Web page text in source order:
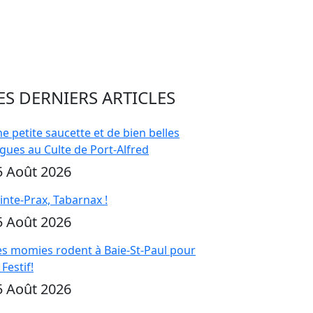
DERNIERS ARTICLES
petite saucette et de bien belles
au Culte de Port-Alfred
Août 2026
Prax, Tabarnax !
Août 2026
momies rodent à Baie-St-Paul pour
Festif!
Août 2026